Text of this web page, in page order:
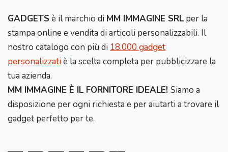
GADGETS è il marchio di MM IMMAGINE SRL per la
stampa online e vendita di articoli personalizzabili. Il
nostro catalogo con più di 18.000 gadget
personalizzatiè la scelta completa per pubblicizzare la
tua azienda.
MM IMMAGINE È IL FORNITORE IDEALE! Siamo a
disposizione per ogni richiesta e per aiutarti a trovare il
gadget perfetto per te.